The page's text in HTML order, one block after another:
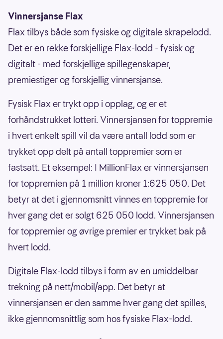
Vinnersjanse Flax
Flax tilbys både som fysiske og digitale skrapelodd.
Det er en rekke forskjellige Flax-lodd - fysisk og
digitalt - med forskjellige spillegenskaper,
premiestiger og forskjellig vinnersjanse.
Fysisk Flax er trykt opp i opplag, og er et
forhåndstrukket lotteri. Vinnersjansen for toppremie
i hvert enkelt spill vil da være antall lodd som er
trykket opp delt på antall toppremier som er
fastsatt. Et eksempel: I MillionFlax er vinnersjansen
for toppremien på 1 million kroner 1:625 050. Det
betyr at det i gjennomsnitt vinnes en toppremie for
hver gang det er solgt 625 050 lodd. Vinnersjansen
for toppremier og øvrige premier er trykket bak på
hvert lodd.
Digitale Flax-lodd tilbys i form av en umiddelbar
trekning på nett/mobil/app. Det betyr at
vinnersjansen er den samme hver gang det spilles,
ikke gjennomsnittlig som hos fysiske Flax-lodd.